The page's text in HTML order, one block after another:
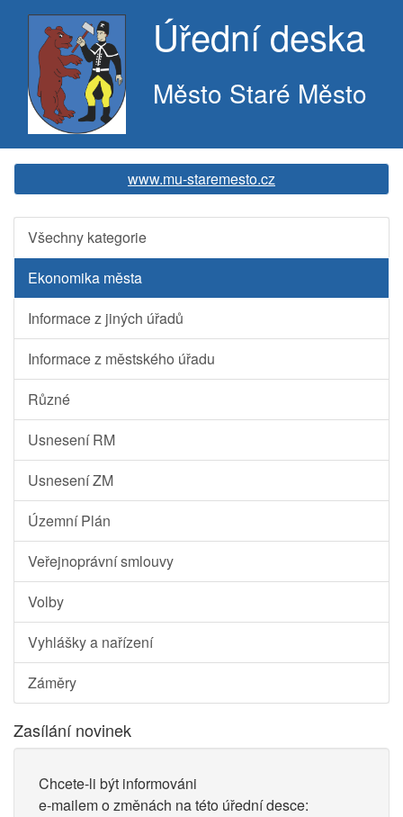
Úřední deska
Město Staré Město
www.mu-staremesto.cz
Všechny kategorie
Ekonomika města
Informace z jiných úřadů
Informace z městského úřadu
Různé
Usnesení RM
Usnesení ZM
Územní Plán
Veřejnoprávní smlouvy
Volby
Vyhlášky a nařízení
Záměry
Zasílání novinek
Chcete-li být informováni
e-mailem o změnách na této úřední desce: